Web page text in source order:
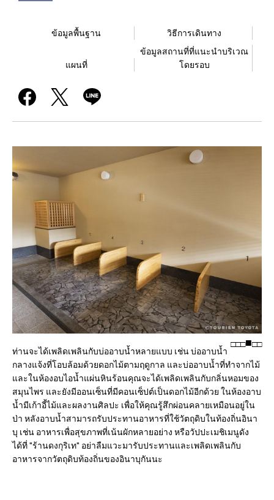
ข้อมูลพื้นฐาน วิธีการเดินทาง
แผนที่
ข้อมูลสถานที่ที่แนะนำบริเวณ
โดยรอบ
□□□ □□
ท่านจะได้เพลิดเพลินกับบ่ออาบน้ำหลายแบบ เช่น บ่ออาบน้ำ
กลางแจ้งที่โอบล้อมด้วยดอกไม้ตามฤดูกาล และบ่ออาบน้ำที่ทำจากไม้
และในห้องอบไอน้ำแผ่นหินร้อนคุณจะได้เพลิดเพลินกับกลิ่นหอมของ
สมุนไพร และยังมีออนเซ็นที่มีคอนเซ็ปต์เป็นดอกไม้อีกด้วย ในห้องอาบ
น้ำมีเก้าอี้ไม้และผลงานศิลปะ เพื่อให้คุณรู้สึกผ่อนคลายเหมือนอยู่ใน
ป่า หลังอาบน้ำสามารถรับประทานอาหารที่ใช้วัตถุดิบในท้องถิ่นอินา
บุ เช่น อาหารเพื่อสุขภาพที่เน้นผักหลายอย่าง หรือวัปปะเมชิเมนูดัง
ได้ที่ "ร้านดงกุริเท" อย่าลืมแวะมารับประทานและเพลิดเพลินกับ
อาหารจากวัตถุดิบท้องถิ่นของอินาบุกันนะ